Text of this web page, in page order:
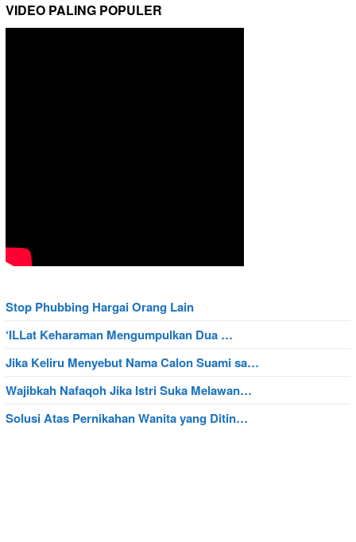
VIDEO PALING POPULER
Stop Phubbing Hargai Orang Lain
‘ILLat Keharaman Mengumpulkan Dua …
Jika Keliru Menyebut Nama Calon Suami sa…
Wajibkah Nafaqoh Jika Istri Suka Melawan…
Solusi Atas Pernikahan Wanita yang Ditin…